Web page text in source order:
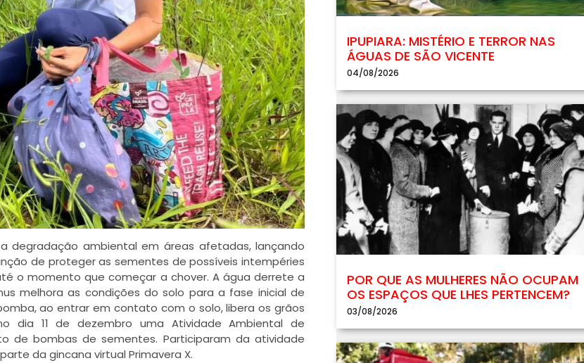
ambiental em áreas afetadas, lançando
de proteger as sementes de possíveis intempéries
o momento que começar a chover. A água derrete a
melhora as condições do solo para a fase inicial de
ao entrar em contato com o solo, libera os grãos
dia 11 de dezembro uma Atividade Ambiental de
de bombas de sementes. Participaram da atividade
da gincana virtual Primavera X.
IPUPIARA: MISTÉRIO E TERROR NAS
ÁGUAS DE SÃO VICENTE
04/08/2026
POR QUE AS MULHERES NÃO OCUPAM
OS ESPAÇOS QUE LHES PERTENCEM?
03/08/2026